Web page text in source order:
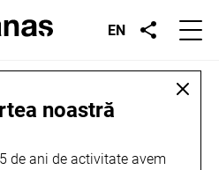
EN
articol,
noastră
de ani de activitate avem